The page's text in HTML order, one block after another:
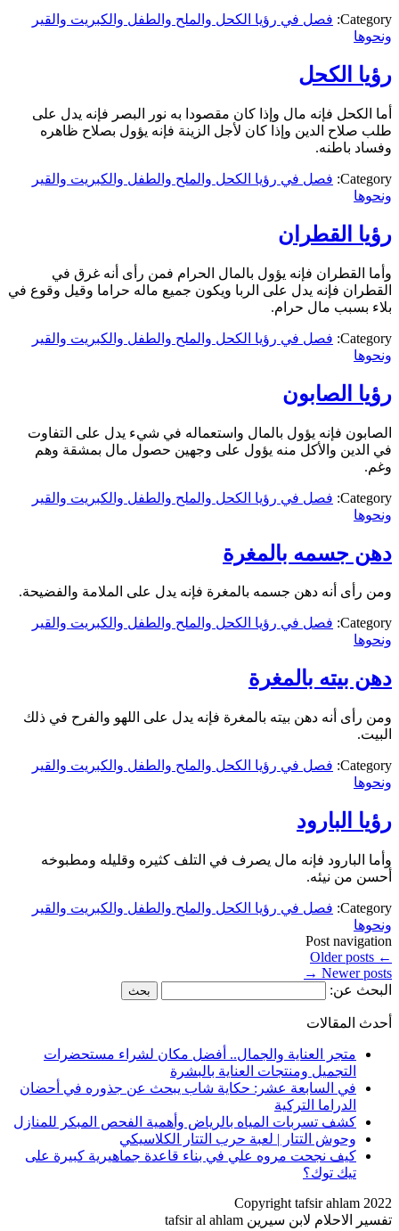
Category: فصل في رؤيا الكحل والملح والطفل والكبريت والقير
ونحوها
رؤيا الكحل
أما الكحل فإنه مال وإذا كان مقصودا به نور البصر فإنه يدل على
طلب صلاح الدين وإذا كان لأجل الزينة فإنه يؤول بصلاح ظاهره
وفساد باطنه.
Category: فصل في رؤيا الكحل والملح والطفل والكبريت والقير
ونحوها
رؤيا القطران
وأما القطران فإنه يؤول بالمال الحرام فمن رأى أنه غرق في
القطران فإنه يدل على الربا ويكون جميع ماله حراما وقيل وقوع في
بلاء بسبب مال حرام.
Category: فصل في رؤيا الكحل والملح والطفل والكبريت والقير
ونحوها
رؤيا الصابون
الصابون فإنه يؤول بالمال واستعماله في شيء يدل على التفاوت
في الدين والأكل منه يؤول على وجهين حصول مال بمشقة وهم
وغم.
Category: فصل في رؤيا الكحل والملح والطفل والكبريت والقير
ونحوها
دهن جسمه بالمغرة
ومن رأى أنه دهن جسمه بالمغرة فإنه يدل على الملامة والفضيحة.
Category: فصل في رؤيا الكحل والملح والطفل والكبريت والقير
ونحوها
دهن بيته بالمغرة
ومن رأى أنه دهن بيته بالمغرة فإنه يدل على اللهو والفرح في ذلك
البيت.
Category: فصل في رؤيا الكحل والملح والطفل والكبريت والقير
ونحوها
رؤيا البارود
وأما البارود فإنه مال يصرف في التلف كثيره وقليله ومطبوخه
أحسن من نيئه.
Category: فصل في رؤيا الكحل والملح والطفل والكبريت والقير
ونحوها
Post navigation
←
Newer posts
→
البحث عن:
أحدث المقالات
متجر العناية والجمال.. أفضل مكان لشراء مستحضرات
التجميل ومنتجات العناية بالبشرة
في السابعة عشر: حكاية شاب يبحث عن جذوره في أحضان
الدراما التركية
كشف تسربات المياه بالرياض وأهمية الفحص المبكر للمنازل
وحوش التتار | لعبة حرب التتار الكلاسيكي
كيف نجحت مروه علي في بناء قاعدة جماهيرية كبيرة على
تيك توك؟
Copyright tafsir ahlam 2022
تفسير الاحلام لابن سيرين tafsir al ahlam